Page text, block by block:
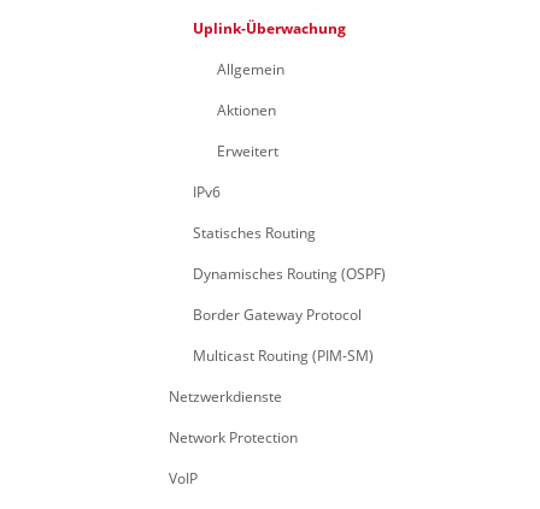
Uplink-Überwachung
Allgemein
Aktionen
Erweitert
IPv6
Statisches Routing
Dynamisches Routing (OSPF)
Border Gateway Protocol
Multicast Routing (PIM-SM)
Netzwerkdienste
Network Protection
VoIP